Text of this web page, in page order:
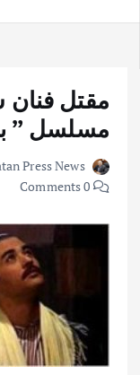
مقتل
مسلسل ”
Press News